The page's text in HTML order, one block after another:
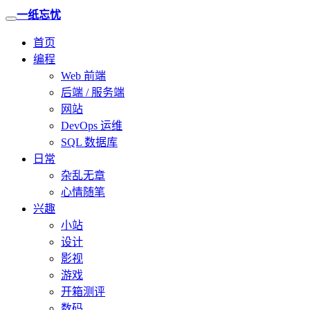
一纸忘忧
首页
编程
Web 前端
后端 / 服务端
网站
DevOps 运维
SQL 数据库
日常
杂乱无章
心情随笔
兴趣
小站
设计
影视
游戏
开箱测评